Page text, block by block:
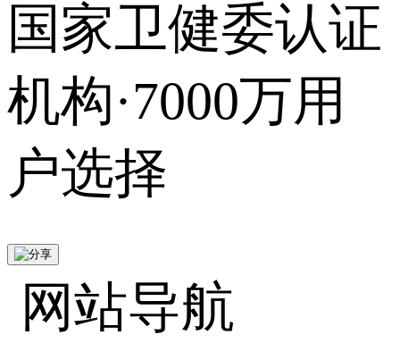
国家卫健委认证
机构·7000万用
户选择
网站导航